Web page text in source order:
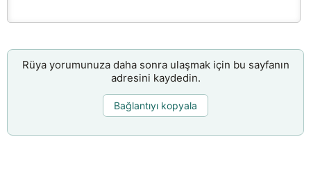
Rüya yorumunuza daha sonra ulaşmak için bu sayfanın
adresini kaydedin.
Bağlantıyı kopyala